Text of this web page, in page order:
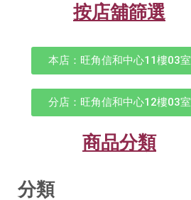
按店舖篩選
本店：旺角信和中心11樓03室
分店：旺角信和中心12樓03室
商品分類
分類